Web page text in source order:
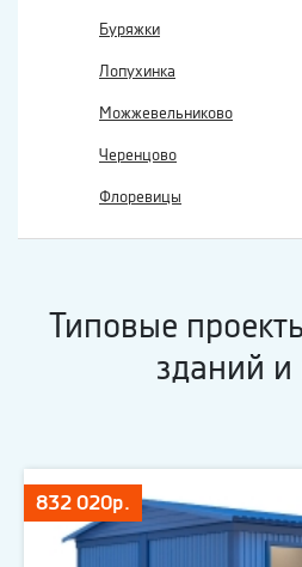
Буряжки
Лопухинка
Можжевельниково
Черенцово
Флоревицы
Типовые
зданий
832 020р.